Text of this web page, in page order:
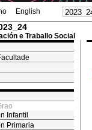
English
e Traballo Social
Infantil
Primaria